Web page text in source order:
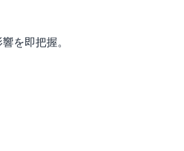
を即把握。